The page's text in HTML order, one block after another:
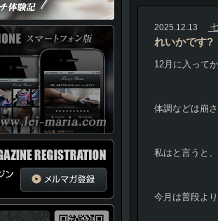
2025.12.13
れいかです?
12月に入って
体調などは崩
私はと言うと
今月は普段よ